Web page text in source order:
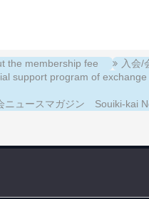
the membership fee
入会/
support program of
ニュースマガジン Souiki-kai